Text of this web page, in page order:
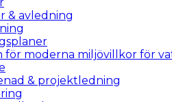
& avledning
för moderna miljövillkor för
& projektledning